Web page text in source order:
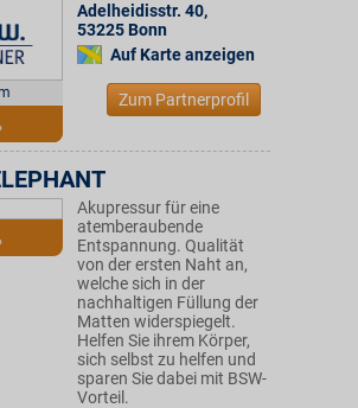
Adelheidisstr. 40,
53225 Bonn
Auf Karte anzeigen
Zum Partnerprofil
Akupressur für eine
atemberaubende
Entspannung. Qualität
von der ersten Naht an,
welche sich in der
nachhaltigen Füllung der
Matten widerspiegelt.
Helfen Sie ihrem Körper,
sich selbst zu helfen und
sparen Sie dabei mit BSW-
Vorteil.